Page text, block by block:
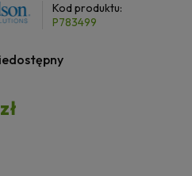
Kod produktu:
P783499